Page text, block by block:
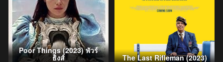
Poor Things (2023) พัวร์
ธิงส์ The Last Rifleman (2023)